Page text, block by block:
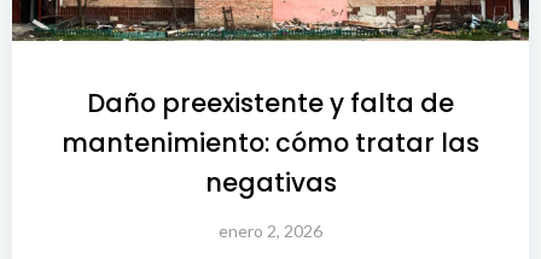
Daño preexistente y falta de
mantenimiento: cómo tratar las
negativas
enero 2, 2026